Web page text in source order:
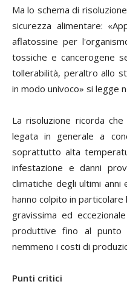
Ma lo schema di
sicurezza alimentare:
aflatossine per
tossiche e cancerogene
tollerabilità, peraltro allo
in modo univoco» si legge
La risoluzione ricorda
legata in generale a
soprattutto alta
infestazione e danni
climatiche degli ultimi
hanno colpito in particolare
gravissima ed
produttive fino al punto
nemmeno i costi di
Punti critici